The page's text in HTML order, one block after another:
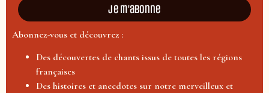
Je m'abonne
Abonnez-vous et découvrez :
Des découvertes de chants issus de toutes les régions
françaises
Des histoires et anecdotes sur notre merveilleux et